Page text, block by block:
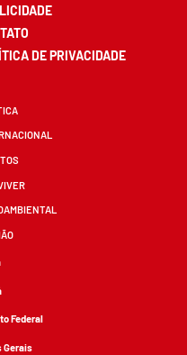
DE PRIVACIDADE
Federal
Gerais